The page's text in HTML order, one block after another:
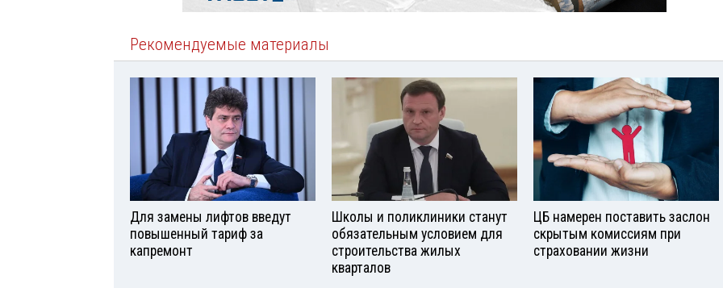
Рекомендуемые материалы
Для замены лифтов введут
повышенный тариф за
капремонт
Школы и поликлиники станут
обязательным условием для
строительства жилых
кварталов
ЦБ намерен поставить заслон
скрытым комиссиям при
страховании жизни